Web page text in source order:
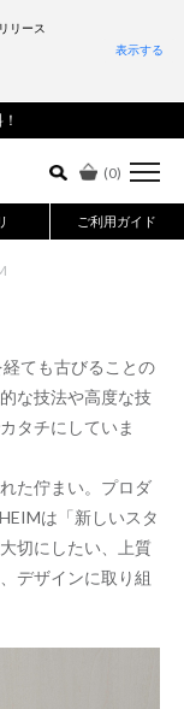
(0)
ご利用ガイド
詳細検索はこちら
ても古びることの
な技法や高度な技
タチにしていま
た佇まい。プロダ
は「新しいスタ
切にしたい、上質
デザインに取り組
リース
表示する